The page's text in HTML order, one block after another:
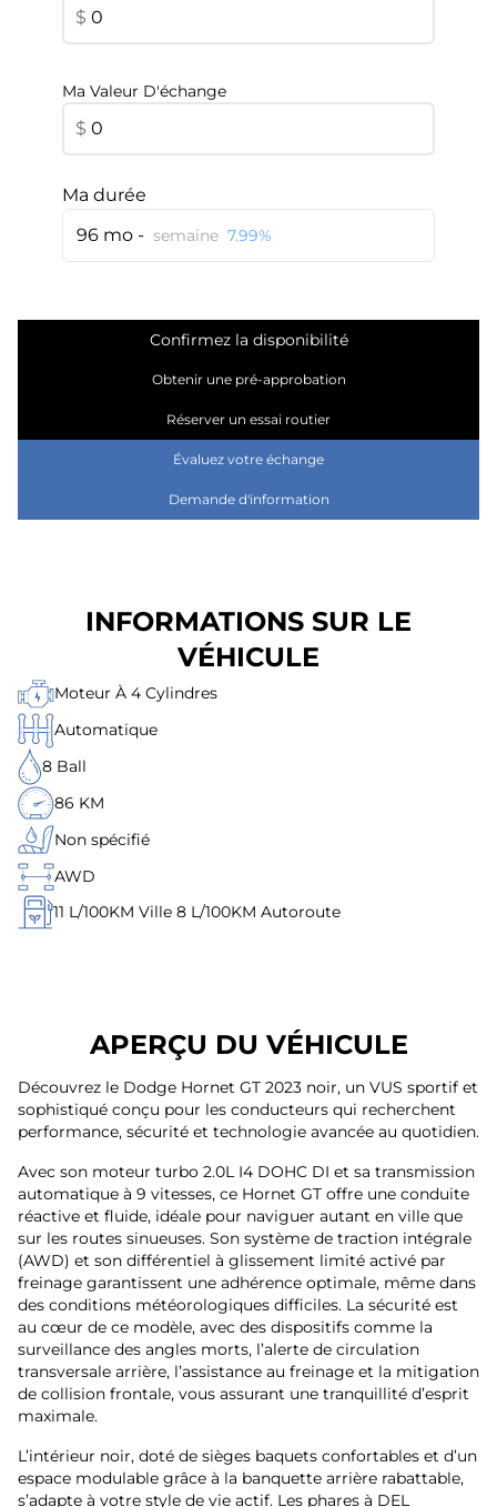
Obtenir une pré-approbation
Réserver un essai routier
Évaluez votre échange
Demande d'information
$
Ma Valeur D'échange
$
Ma durée
96 mo - semaine 7.99%
Confirmez la disponibilité
INFORMATIONS SUR LE
VÉHICULE
Moteur À 4 Cylindres
Automatique
8 Ball
86 KM
Non spécifié
AWD
11 L/100KM Ville 8 L/100KM Autoroute
APERÇU DU VÉHICULE
Découvrez le Dodge Hornet GT 2023 noir, un VUS sportif et
sophistiqué conçu pour les conducteurs qui recherchent
performance, sécurité et technologie avancée au quotidien.
Avec son moteur turbo 2.0L I4 DOHC DI et sa transmission
automatique à 9 vitesses, ce Hornet GT offre une conduite
réactive et fluide, idéale pour naviguer autant en ville que
sur les routes sinueuses. Son système de traction intégrale
(AWD) et son différentiel à glissement limité activé par
freinage garantissent une adhérence optimale, même dans
des conditions météorologiques difficiles. La sécurité est
au cœur de ce modèle, avec des dispositifs comme la
surveillance des angles morts, l’alerte de circulation
transversale arrière, l’assistance au freinage et la mitigation
de collision frontale, vous assurant une tranquillité d’esprit
maximale.
L’intérieur noir, doté de sièges baquets confortables et d’un
espace modulable grâce à la banquette arrière rabattable,
s’adapte à votre style de vie actif. Les phares à DEL